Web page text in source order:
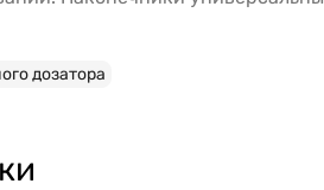
дозатора